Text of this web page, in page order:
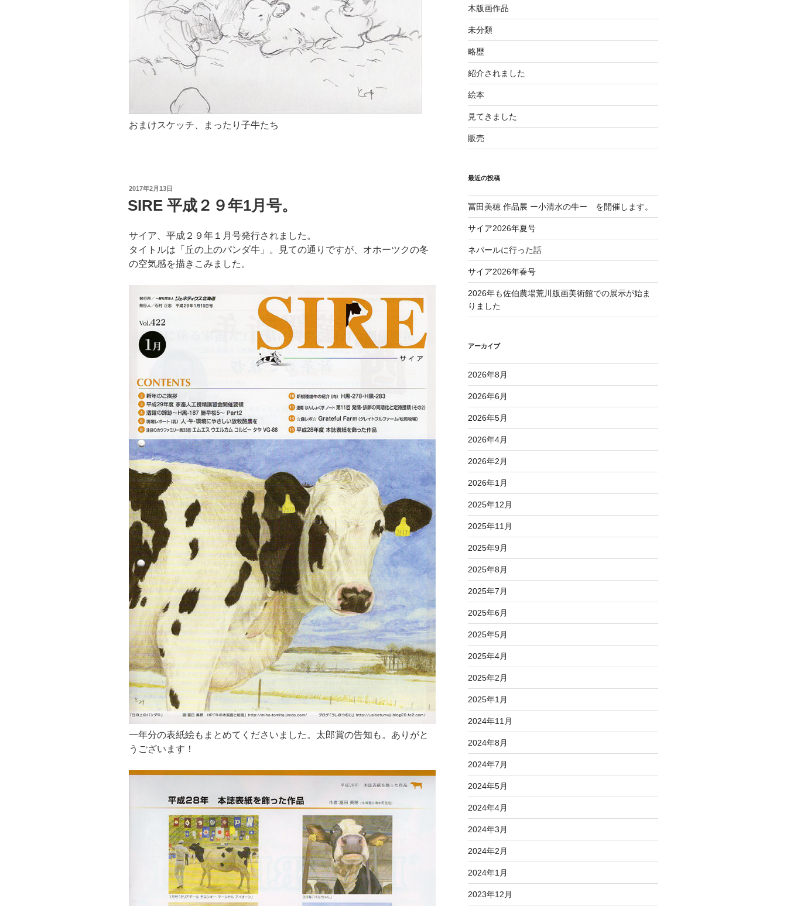
おまけスケッチ、まったり子牛たち
投
日:
2017年2月13日
SIRE 平成２９年1月号。
サイア、平成２９年１月号発行されました。
タイトルは「丘の上のパンダ牛」。見ての通りですが、オホーツクの冬
の空気感を描きこみました。
一年分の表紙絵もまとめてくださいました。太郎賞の告知も。ありがと
うございます！
木版画作品
未分類
略歴
紹介されました
絵本
見てきました
販売
最近の投稿
冨田美穂 作品展 ー小清水の牛ー を開催します。
サイア2026年夏号
ネパールに行った話
サイア2026年春号
2026年も佐伯農場荒川版画美術館での展示が始ま
りました
アーカイブ
2026年8月
2026年6月
2026年5月
2026年4月
2026年2月
2026年1月
2025年12月
2025年11月
2025年9月
2025年8月
2025年7月
2025年6月
2025年5月
2025年4月
2025年2月
2025年1月
2024年11月
2024年8月
2024年7月
2024年5月
2024年4月
2024年3月
2024年2月
2024年1月
2023年12月